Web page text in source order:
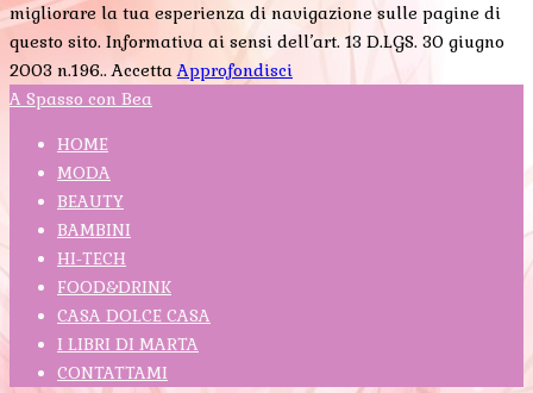
migliorare la tua esperienza di navigazione sulle pagine di
questo sito. Informativa ai sensi dell’art. 13 D.LGS. 30 giugno
2003 n.196..Accetta Approfondisci
A Spasso con Bea
HOME
MODA
BEAUTY
BAMBINI
HI-TECH
FOOD&DRINK
CASA DOLCE CASA
I LIBRI DI MARTA
CONTATTAMI